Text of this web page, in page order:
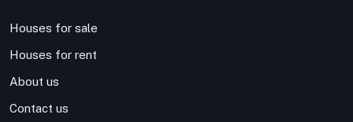
Houses for sale
Houses for rent
About us
Contact us